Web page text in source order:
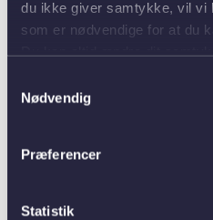
du ikke giver samtykke, vil vi
som er nødvendige for at du
Nødvendig
Præferencer
Statistik